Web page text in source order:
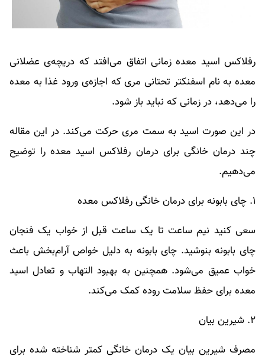
رفلاکس اسید معده زمانی اتفاق می‌افتد که دریچه‌ی عضلانی
معده به نام اسفنکتر تحتانی مری که اجازه‌ی ورود غذا به معده
را می‌دهد، در زمانی که نباید باز شود.
در این صورت اسید به سمت مری حرکت می‌کند. در این مقاله
چند درمان خانگی برای درمان رفلاکس اسید معده را توضیح
می‌دهیم.
۱. چای بابونه برای درمان خانگی رفلاکس معده
سعی کنید نیم ساعت تا یک ساعت قبل از خواب یک فنجان
چای بابونه بنوشید. چای بابونه به دلیل خواص آرام‌بخش باعث
خواب عمیق می‌شود. همچنین به بهبود التهاب و تعادل اسید
معده برای حفظ سلامت روده کمک می‌کند.
۲. شیرین بیان
مصرف شیرین بیان یک درمان خانگی کمتر شناخته شده برای